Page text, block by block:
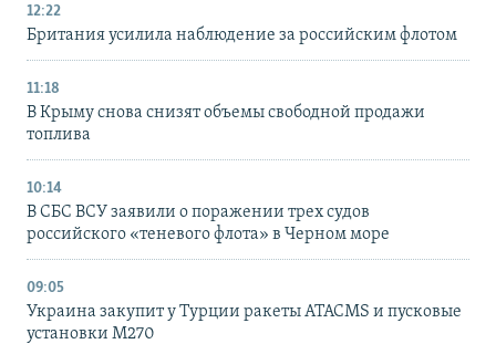
12:22
Британия усилила наблюдение за российским флотом
11:18
В Крыму снова снизят объемы свободной продажи
топлива
10:14
В СБС ВСУ заявили о поражении трех судов
российского «теневого флота» в Черном море
09:05
Украина закупит у Турции ракеты ATACMS и пусковые
установки M270